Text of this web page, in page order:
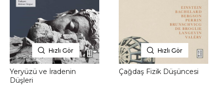
Hızlı Gör
Yeryüzü ve İradenin
Düşleri
Hızlı Gör
Çağdaş Fizik Düşüncesi